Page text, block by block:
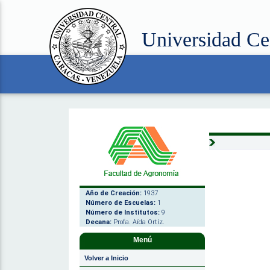
Universidad
Año de Creación: 1937
Número de Escuelas: 1
Número de Institutos: 9
Decana: Profa. Aída Ortíz.
Menú
Volver a Inicio